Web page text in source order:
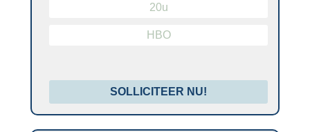
20u
HBO
SOLLICITEER NU!